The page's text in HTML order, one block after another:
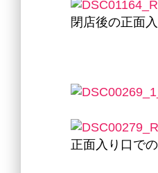
閉店後の正面
正面入り口で